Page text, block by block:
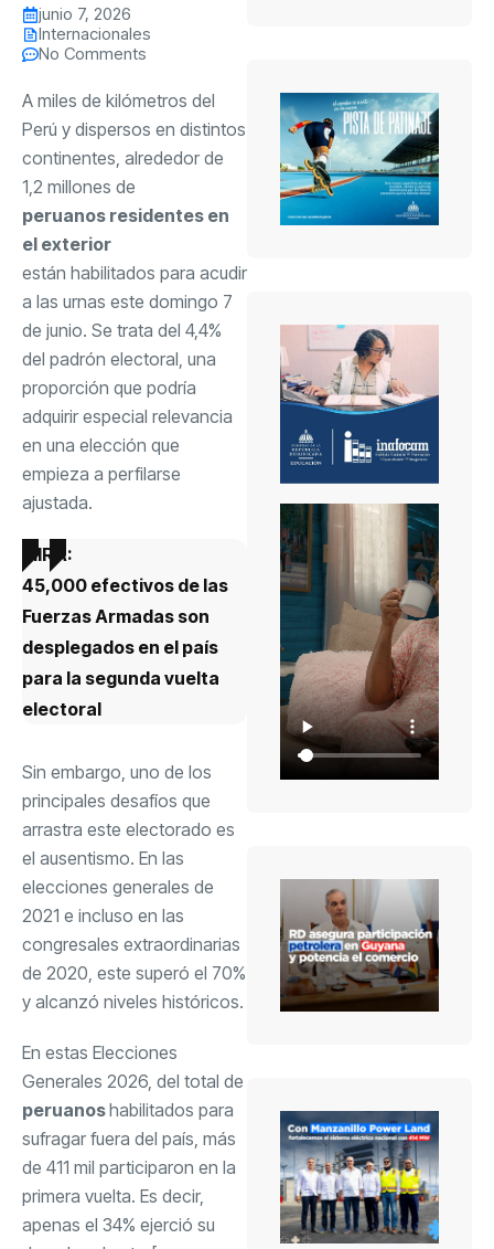
junio 7, 2026
Internacionales
No Comments
A miles de kilómetros del
Perú y dispersos en distintos
continentes, alrededor de
1,2 millones de
peruanos residentes en
el exterior
están habilitados para acudir
a las urnas este domingo 7
de junio. Se trata del 4,4%
del padrón electoral, una
proporción que podría
adquirir especial relevancia
en una elección que
empieza a perfilarse
ajustada.
MIRA:
45,000 efectivos de las
Fuerzas Armadas son
desplegados en el país
para la segunda vuelta
electoral
Sin embargo, uno de los
principales desafíos que
arrastra este electorado es
el ausentismo. En las
elecciones generales de
2021 e incluso en las
congresales extraordinarias
de 2020, este superó el 70%
y alcanzó niveles históricos.
En estas Elecciones
Generales 2026, del total de
peruanoshabilitados para
sufragar fuera del país, más
de 411 mil participaron en la
primera vuelta. Es decir,
apenas el 34% ejerció su